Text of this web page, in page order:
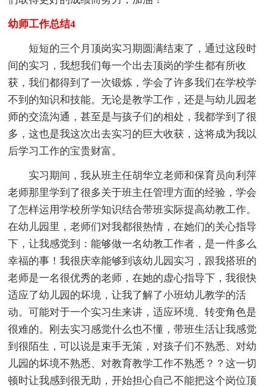
幼师工作总结4
短短的三个月顶岗实习期圆满结束了，通过这段时
间的实习，我想我们每一个出去顶岗的学生都有所收
获，我们都得到了一次锻炼，学会了许多我们在学校学
不到的知识和技能。无论是教学工作，还是与幼儿园老
师的交流沟通，甚至是与孩子们的相处，我都学到了很
多，这也是我这次出去实习的巨大收获，这将成为我以
后学习工作的宝贵财富。
实习期间，我从班主任胡华立老师和保育员向利萍
老师那里学到了很多关于班主任管理方面的经验，学会
了怎样运用学校所学知识结合带班实际提高幼教工作。
在幼儿园里，老师们对我都很热情，在她们的关心指导
下，让我感觉到：能够做一名幼教工作者，是一件多么
幸福的事！我很庆幸能够到该幼儿园实习，跟我搭班的
老师是一名很优秀的老师，在她的虚心指导下，我很快
适应了幼儿园的坏境，让我了解了小班幼儿教学的活
动。可能对于一个实习生来讲，适应环境、转变角色是
很难的。刚去实习感觉什么也不懂，带班生活让我感觉
到很陌生，可以说是束手无策，对孩子们不熟悉、对幼
儿园的坏境不熟悉、对教育教学工作不熟悉？？这一切
顿时让我感到很无助，开始担心自己不能把这个岗位顶